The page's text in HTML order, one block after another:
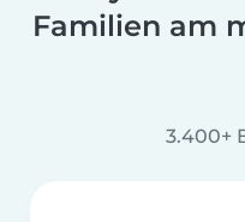
Familien am
3.400+